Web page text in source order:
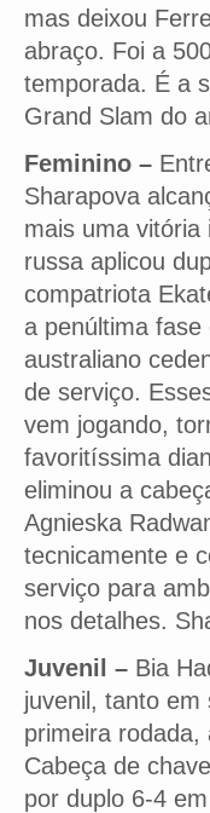
mas deixou
abraço. Foi a
temporada. É a
Grand Slam do
Feminino –
Sharapova
mais uma vitória
russa aplicou
compatriota
a penúltima
australiano
de serviço.
vem jogando,
favoritíssima
eliminou a
Agnieska
tecnicamente e
serviço para
nos detalhes.
Juvenil – Bia
juvenil, tanto em
primeira rodada,
Cabeça de
por duplo 6-4